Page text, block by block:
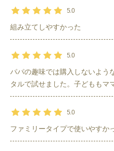
5.0
組み立てしやすかった
5.0
パパの趣味では購入しないよう
タルで試せました。子どももマ
5.0
ファミリータイプで使いやすか